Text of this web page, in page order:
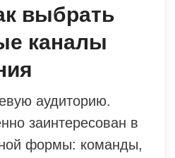
выбрать
каналы
аудиторию.
заинтересован в
формы: команды,